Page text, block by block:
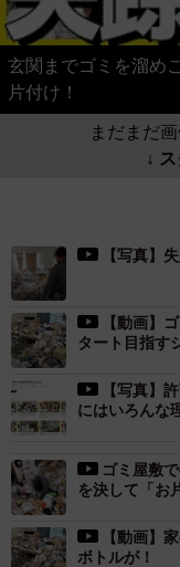
玄関までゴミを溜め
片付け！
まだまだ
↓
【写真】
【動画】
タート目指す
【写真】
にはいろんな
ゴミ屋敷
を決して「お
【動画】
ボトルが！